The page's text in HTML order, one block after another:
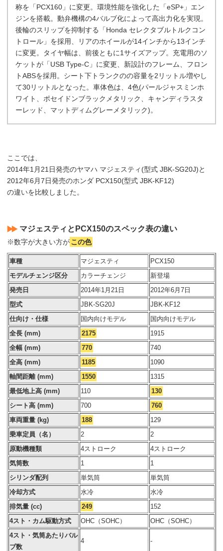
称を「PCX160」に変更。環境性能を強化した「eSP+」エン
ジンを搭載。動弁機構の4バルブ化によって高出力化を実現。
後輪のスリップを抑制する「Honda セレクタブルトルクコン
トロール」を採用、リアのホイールが14インチから13インチ
に変更。タイヤ幅は、前後ともに1サイズアップ。充電用のソ
ケットが「USB Type-C」に変更、新設計のフレーム、フロン
トABSを採用。シート下トランクのの容量を2リットル増やし
て30リットルとなった。車体色は、4色(パールジャスミンホ
ワイト、ポセイドンブラックメタリック、キャンディラスタ
ーレッド、マットディムグレーメタリック)。
ここでは、
2014年1月21日発売のヤマハ マジェスティ(型式 JBK-SG20J)と
2012年6月7日発売のホンダ PCX150(型式 JBK-KF12)
の違いを比較しました。
マジェスティとPCX150のスペック表の違い
※数字が大きい方がこの色
車種 マジェスティ
PCX150
モデルチェンジ区分
カラーチェンジ
新登場
発売日
2014年1月21日
2012年6月7日
型式
JBK-SG20J
JBK-KF12
仕向け・仕様
国内向けモデル
国内向けモデル
全長 (mm)
2175
1915
全幅 (mm)
770
740
全高 (mm)
1185
1090
軸間距離 (mm)
1550
1315
最低地上高 (mm)
110
130
シート高 (mm)
700
760
車両重量 (kg)
188
129
乗車定員（名）
2
2
原動機種類
4ストローク
4ストローク
気筒数
1
1
シリンダ配列
単気筒
単気筒
冷却方式
水冷
水冷
排気量 (cc)
249
152
4スト・カム駆動方式
OHC（SOHC）
OHC（SOHC）
4スト・気筒あたりバル
ブ数
4 -